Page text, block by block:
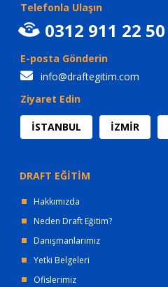
Telefonla Ulaşın
0312 911 22 50
E-posta Gönderin
info@draftegitim.com
Ziyaret Edin
İSTANBUL İZMİR
DRAFT EĞİTİM
Hakkımızda
Neden Draft Eğitim?
Danışmanlarımız
Yetki Belgeleri
Ofislerimiz